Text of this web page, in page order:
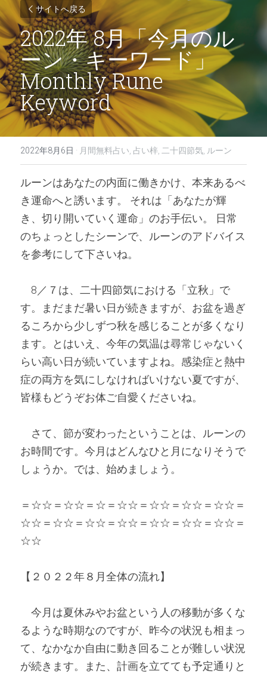
サイトへ戻る
2022年 8月「今月のル
ーン・キーワード」
Monthly Rune
Keyword
2022年8月6日 · 月間無料占い, 占い梓, 二十四節気, ルーン
ルーンはあなたの内面に働きかけ、本来あるべ
き運命へと誘います。 それは「あなたが輝
き、切り開いていく運命」のお手伝い。 日常
のちょっとしたシーンで、ルーンのアドバイス
を参考にして下さいね。
8／７は、二十四節気における「立秋」で
す。まだまだ暑い日が続きますが、お盆を過ぎ
るころから少しずつ秋を感じることが多くなり
ます。とはいえ、今年の気温は尋常じゃないく
らい高い日が続いていますよね。感染症と熱中
症の両方を気にしなければいけない夏ですが、
皆様もどうぞお体ご自愛くださいね。
さて、節が変わったということは、ルーンの
お時間です。今月はどんなひと月になりそうで
しょうか。では、始めましょう。
＝☆☆＝☆☆＝☆＝☆☆＝☆☆＝☆☆＝☆☆＝
☆☆＝☆☆＝☆☆＝☆☆＝☆☆＝☆☆＝ ☆☆＝
☆☆
【２０２２年８月全体の流れ】
今月は夏休みやお盆という人の移動が多くな
るような時期なのですが、昨今の状況も相まっ
て、なかなか自由に動き回ることが難しい状況
が続きます。また、計画を立てても予定通りと